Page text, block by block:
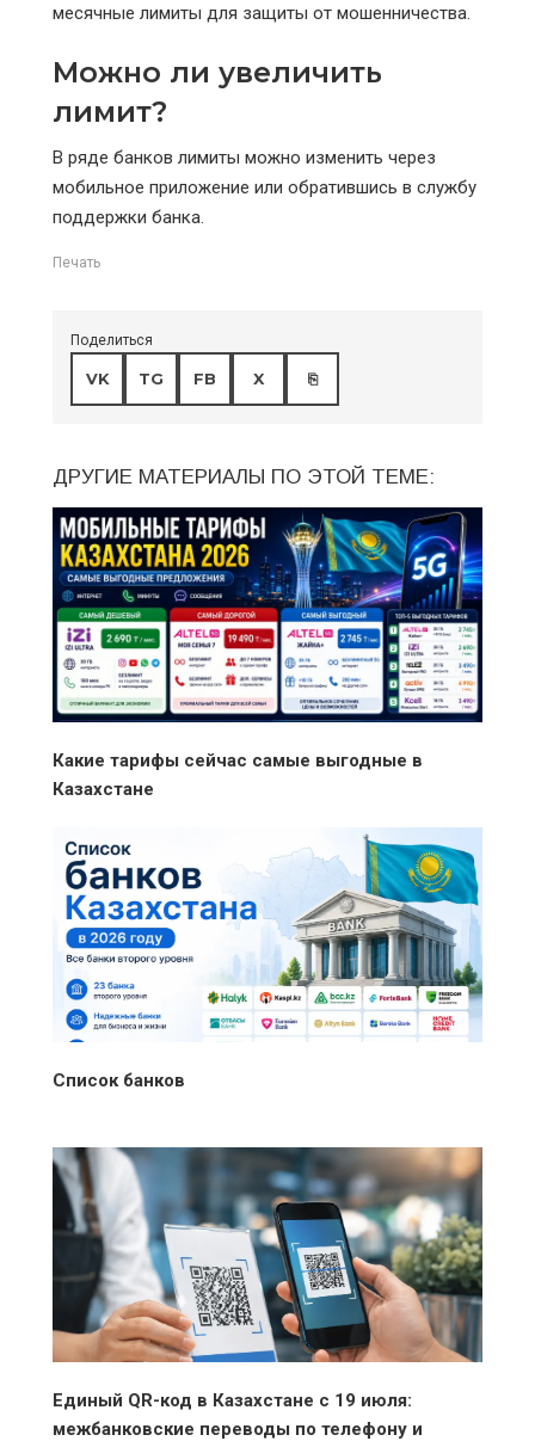
месячные лимиты для защиты от мошенничества.
Можно ли увеличить
лимит?
В ряде банков лимиты можно изменить через
мобильное приложение или обратившись в службу
поддержки банка.
Печать
Поделиться
VK TG FB X ⎘
ДРУГИЕ МАТЕРИАЛЫ ПО ЭТОЙ ТЕМЕ:
Какие тарифы сейчас самые выгодные в
Казахстане
Список банков
Единый QR-код в Казахстане с 19 июля:
межбанковские переводы по телефону и